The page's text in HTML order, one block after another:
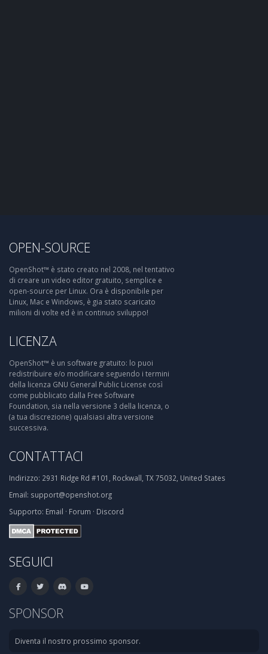
OPEN-SOURCE
OpenShot™ è stato creato nel 2008, nel tentativo
di creare un video editor gratuito, semplice e
open-source per Linux. Ora è disponibile per
Linux, Mac e Windows, è gia stato scaricato
milioni di volte ed è in continuo sviluppo!
LICENZA
OpenShot™ è un software gratuito: lo puoi
redistribuire e/o modificare seguendo i termini
della licenza GNU General Public License così
come pubblicato dalla Free Software
Foundation, sia nella versione 3 della licenza, o
(a tua discrezione) qualsiasi altra versione
successiva.
CONTATTACI
Indirizzo: 2931 Ridge Rd #101, Rockwall, TX 75032, United States
Email: support@openshot.org
Supporto: Email · Forum · Discord
SEGUICI
SPONSOR
Diventa il nostro prossimo sponsor.